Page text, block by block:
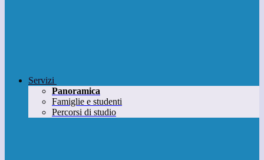
Servizi
Panoramica
Famiglie e studenti
Percorsi di studio